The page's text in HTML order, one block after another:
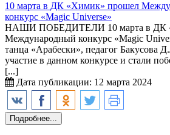
10 марта в ДК «Химик» прошел
конкурс «Magic Universe»
НАШИ ПОБЕДИТЕЛИ 10 марта в ДК
Международный конкурс «Magic
танца «Арабески», педагог Бакусова
участие в данном конкурсе и стали
[...]
Дата публикации: 12 марта 2024
Подробнее...